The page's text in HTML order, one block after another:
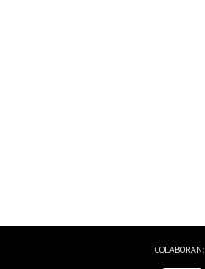
COLABORAN: